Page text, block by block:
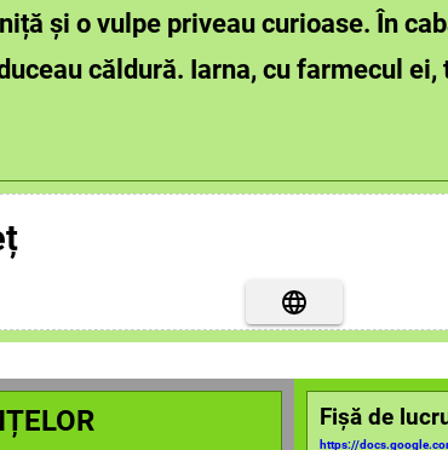
și o vulpe priveau curioase. În
căldură. Iarna, cu farmecul
Fișă de
https://